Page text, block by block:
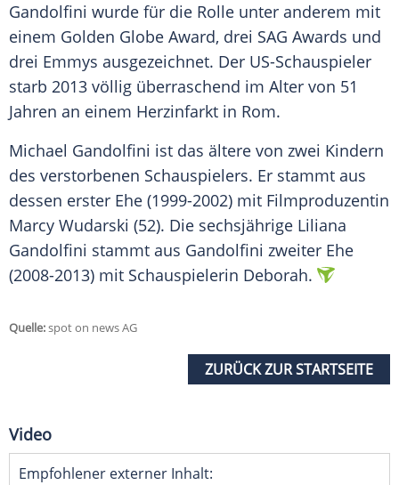
Gandolfini wurde für die Rolle unter anderem mit
einem Golden Globe Award, drei SAG Awards und
drei Emmys ausgezeichnet. Der US-Schauspieler
starb 2013 völlig überraschend im Alter von 51
Jahren an einem Herzinfarkt in Rom.
Michael Gandolfini ist das ältere von zwei Kindern
des verstorbenen Schauspielers. Er stammt aus
dessen erster Ehe (1999-2002) mit Filmproduzentin
Marcy Wudarski (52). Die sechsjährige Liliana
Gandolfini stammt aus Gandolfini zweiter Ehe
(2008-2013) mit Schauspielerin Deborah.
Quelle:spot on news AG
ZURÜCK ZUR STARTSEITE
Video
Empfohlener externer Inhalt: